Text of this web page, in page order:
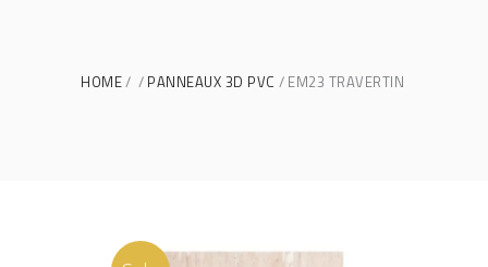
HOME PANNEAUX 3D PVC EM23 TRAVERTIN